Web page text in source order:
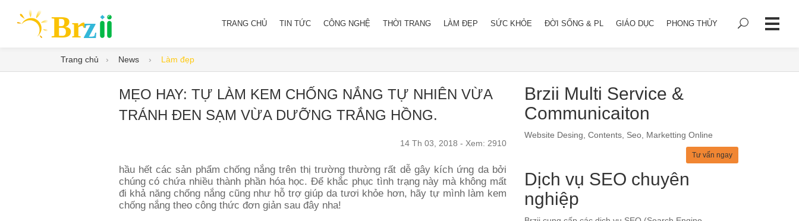
TRANG CHỦ TIN TỨC CÔNG NGHỆ THỜI TRANG LÀM ĐẸP SỨC KHỎE ĐỜI SỐNG & PL GIÁO DỤC PHONG THỦY
Trang chủ News Làm đẹp
MẸO HAY: TỰ LÀM KEM CHỐNG NẮNG TỰ NHIÊN VỪA
TRÁNH ĐEN SẠM VỪA DƯỠNG TRẮNG HỒNG.
14 Th 03, 2018 - Xem: 2910
hầu hết các sản phẩm chống nắng trên thị trường thường rất dễ gây kích ứng da bởi
chúng có chứa nhiều thành phần hóa học. Để khắc phục tình trạng này mà không mất
đi khả năng chống nắng cũng như hỗ trợ giúp da tươi khỏe hơn, hãy tự mình làm kem
chống nắng theo công thức đơn giản sau đây nha!
Brzii Multi Service &
Communicaiton
Website Desing, Contents, Seo, Marketting Online
Tư vấn ngay
Dịch vụ SEO chuyên
nghiệp